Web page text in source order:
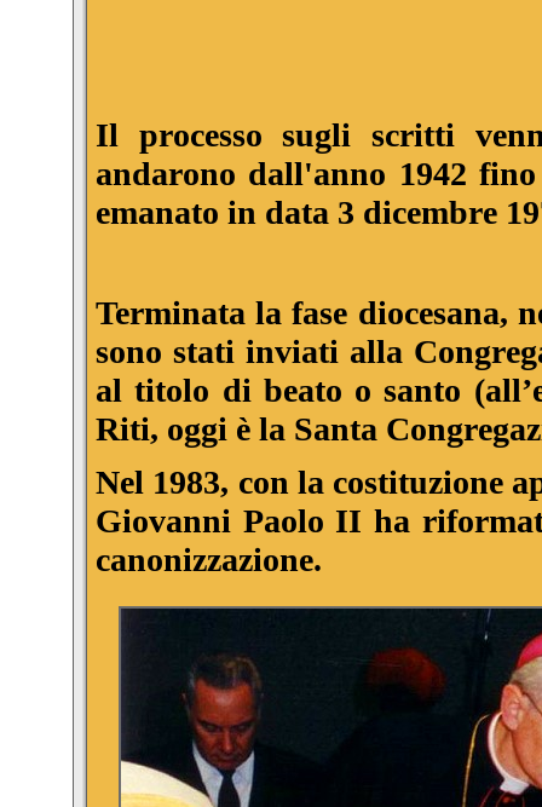
Il processo sugli scritti
andarono dall'anno 1942
emanato in data 3 dicembre
Terminata la fase diocesana,
sono stati inviati alla
al titolo di beato o santo
Riti, oggi è la Santa
Nel 1983, con la costituzione
Giovanni Paolo II ha
canonizzazione.